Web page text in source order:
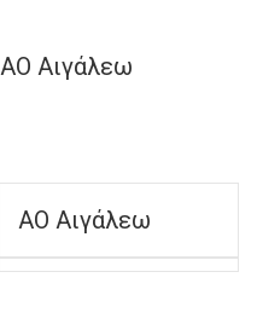
ΑΟ Αιγάλεω
ΑΟ Αιγάλεω